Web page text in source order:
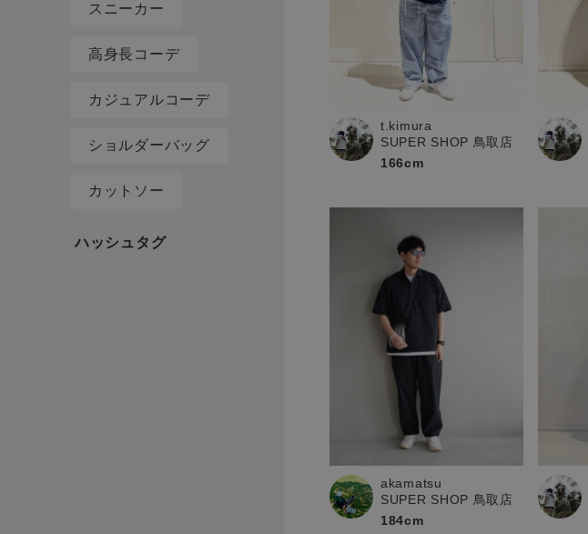
スニーカー
高身長コーデ
カジュアルコーデ
ショルダーバッグ
カットソー
t.kimura
SUPER SHOP 鳥取店
166cm
akamatsu
SUPER SHOP 鳥取店
184cm